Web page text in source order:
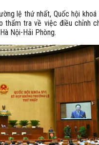
lệ thứ nhất, Quốc hội khoá
thẩm tra về việc điều chỉnh
Nội-Hải Phòng.